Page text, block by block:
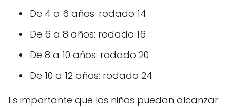
De 4 a 6 años: rodado 14
De 6 a 8 años: rodado 16
De 8 a 10 años: rodado 20
De 10 a 12 años: rodado 24
Es importante que los niños puedan alcanzar